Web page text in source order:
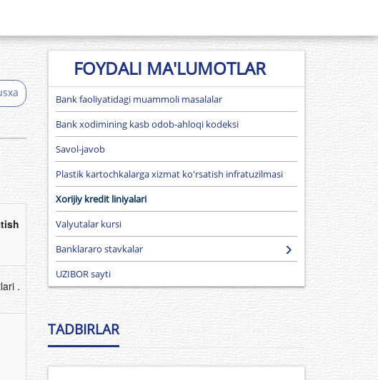
.
FOYDALI MA'LUMOTLAR
Bank faoliyatidagi muammoli masalalar
Bank xodimining kasb odob-ahloqi kodeksi
Savol-javob
Plastik kartochkalarga xizmat ko'rsatish infratuzilmasi
Xorijiy kredit liniyalari
Valyutalar kursi
Banklararo stavkalar
UZIBOR sayti
TADBIRLAR